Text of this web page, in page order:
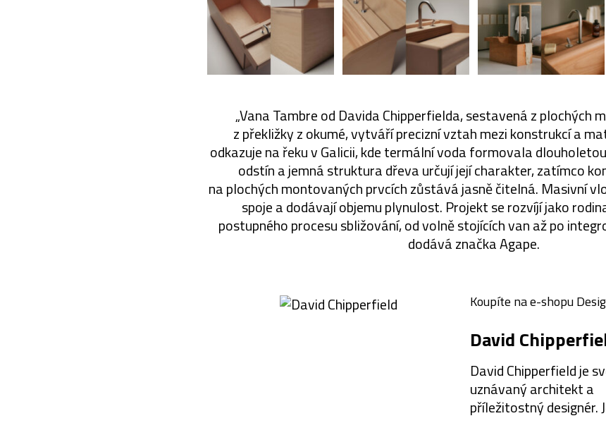
„Vana Tambre od Davida Chipperfielda, sestavená z plochých
z překližky z okumé, vytváří precizní vztah mezi konstrukcí a
odkazuje na řeku v Galicii, kde termální voda formovala
odstín a jemná struktura dřeva určují její charakter, zatímco
na plochých montovaných prvcích zůstává jasně čitelná. Masivní
spoje a dodávají objemu plynulost. Projekt se rozvíjí jako
postupného procesu sbližování, od volně stojících van až po
dodává značka Agape.
Koupíte na e-shopu
David
David Chipperfield je
uznávaný architekt a
příležitostný designér.